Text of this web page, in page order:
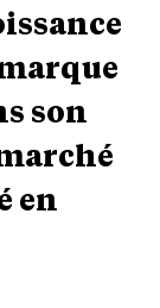
son
en